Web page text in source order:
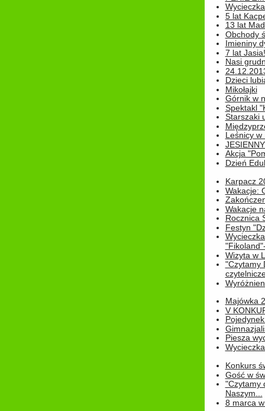
5 lat
13 lat
Obchody
Imieniny
7 lat Jasia!
Nasi
Dzieci
Mikołajki
Górnik w
Spektakl
Starszaki
Leśnicy w
Akcja
Dzień
Karpacz
Wakacje:
Wakacje
Rocznica
Festyn
Wizyta w
"Czytamy
Majówka
V
Piesza
Konkurs
Gość w
"Czytamy
Naszym...
8 marca